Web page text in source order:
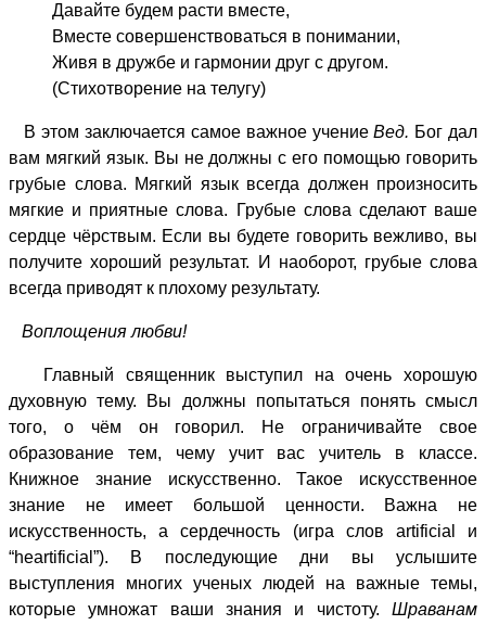
Давайте будем расти вместе,
Вместе совершенствоваться в понимании,
Живя в дружбе и гармонии друг с другом.
(Стихотворение на телугу)
В этом заключается самое важное учениеВед. Бог дал
вам мягкий язык. Вы не должны с его помощью говорить
грубые слова. Мягкий язык всегда должен произносить
мягкие и приятные слова. Грубые слова сделают ваше
сердце чёрствым. Если вы будете говорить вежливо, вы
получите хороший результат. И наоборот, грубые слова
всегда приводят к плохому результату.
Воплощения любви!
Главный священник выступил на очень хорошую
духовную тему. Вы должны попытаться понять смысл
того, о чём он говорил. Не ограничивайте свое
образование тем, чему учит вас учитель в классе.
Книжное знание искусственно. Такое искусственное
знание не имеет большой ценности. Важна не
искусственность, а сердечность (игра слов artificial и
“heartificial”). В последующие дни вы услышите
выступления многих ученых людей на важные темы,
которые умножат ваши знания и чистоту. Шраванам